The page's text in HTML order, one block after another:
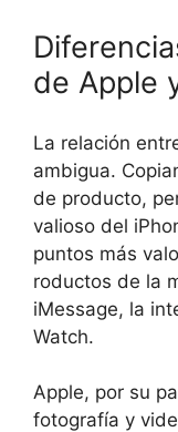
de Apple
La relación
ambigua.
de producto,
valioso del
puntos más
roductos de la
iMessage, la
Watch.
Apple, por su
fotografía y